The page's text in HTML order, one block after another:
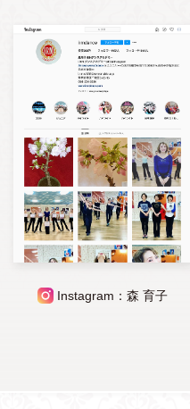
Instagram：森 育子